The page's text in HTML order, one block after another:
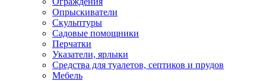
Опрыскиватели
Скульптуры
Садовые помощники
Перчатки
Указатели, ярлыки
Средства для туалетов, септиков и прудов
Мебель